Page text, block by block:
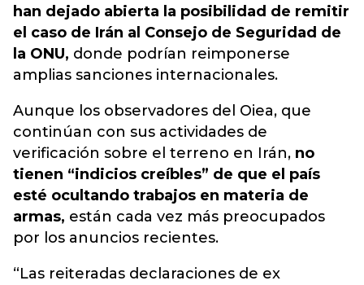
han dejado abierta la posibilidad de remitir
el caso de Irán al Consejo de Seguridad de
la ONU, donde podrían reimponerse
amplias sanciones internacionales.
Aunque los observadores del Oiea, que
continúan con sus actividades de
verificación sobre el terreno en Irán, no
tienen “indicios creíbles” de que el país
esté ocultando trabajos en materia de
armas, están cada vez más preocupados
por los anuncios recientes.
“Las reiteradas declaraciones de ex